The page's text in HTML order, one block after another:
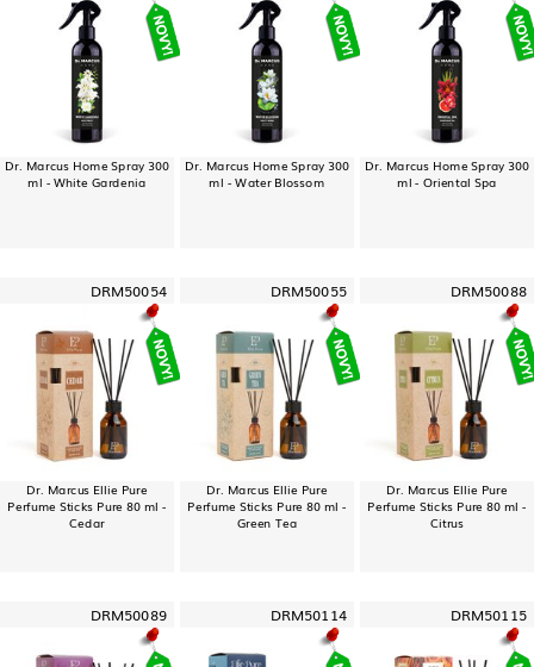
Dr. Marcus Home Spray 300
ml - White Gardenia
Dr. Marcus Home Spray 300
ml - Water Blossom
Dr. Marcus Home Spray 300
ml - Oriental Spa
DRM50054
Dr. Marcus Ellie Pure
Perfume Sticks Pure 80 ml -
Cedar
DRM50055
Dr. Marcus Ellie Pure
Perfume Sticks Pure 80 ml -
Green Tea
DRM50088
Dr. Marcus Ellie Pure
Perfume Sticks Pure 80 ml -
Citrus
DRM50089 DRM50114 DRM50115